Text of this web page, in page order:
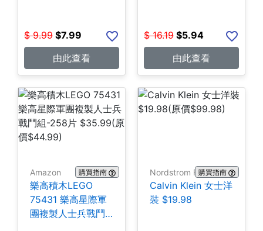
$ 9.99 $7.99
由此查看
$ 16.19 $5.94
由此查看
Amazon 購買指南
樂高積木LEGO
75431 樂高星際軍
團複製人士兵戰鬥
Nordstrom Rack購買指南
Calvin Klein 女士洋
裝 $19.98